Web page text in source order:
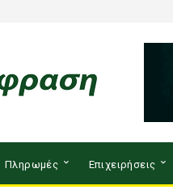
Πληρωμές Επιχειρήσεις